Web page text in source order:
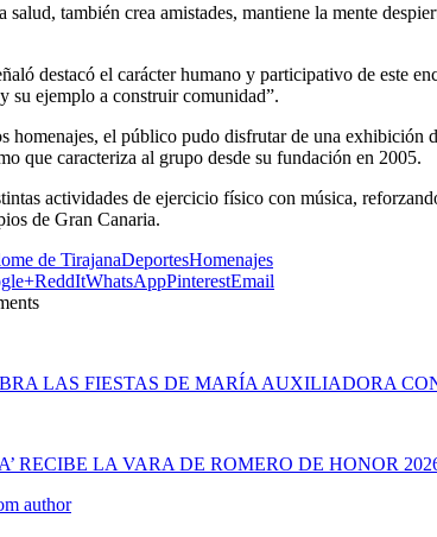
salud, también crea amistades, mantiene la mente
destacó el carácter humano y participativo de este
su ejemplo a construir comunidad”.
homenajes, el público pudo disfrutar de una
que caracteriza al grupo desde su fundación en 2005.
actividades de ejercicio físico con música,
de Gran Canaria.
de TirajanaDeportesHomenajes
ReddItWhatsAppPinterestEmail
LAS FIESTAS DE MARÍA AUXILIADORA
RECIBE LA VARA DE ROMERO DE HONOR
author